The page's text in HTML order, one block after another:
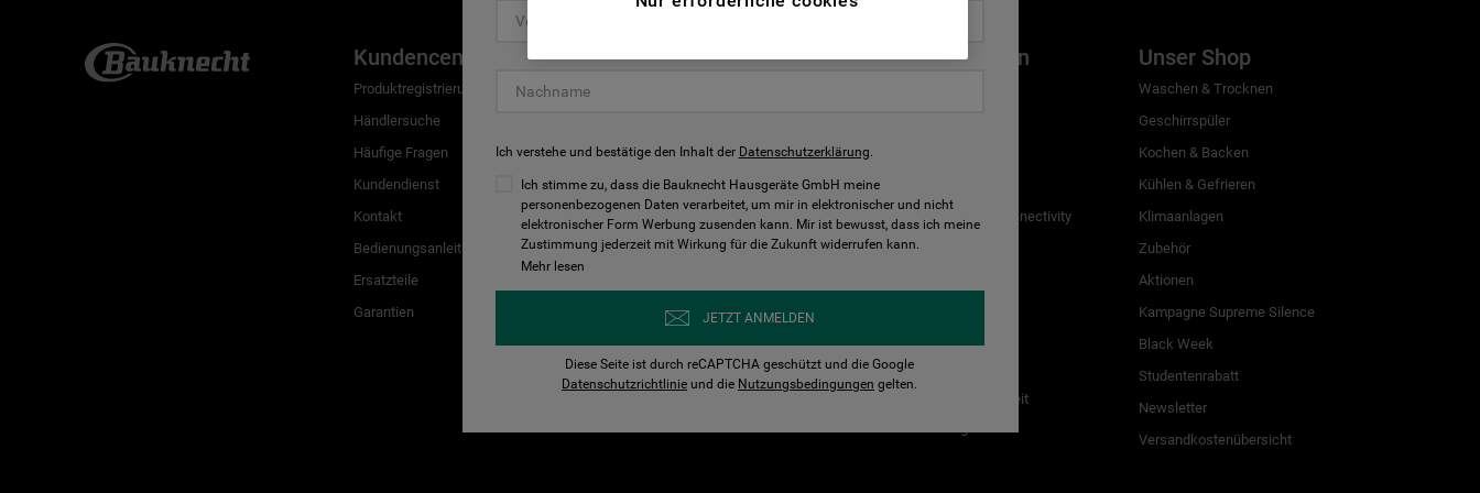
Kundencenter
Produktregistrierung
Händlersuche
Häufige Fragen
Kundendienst
Kontakt
Bedienungsanleitungen
Ersatzteile
Garantien
Unser Unternehmen
Über Bauknecht
Karriere
Presse
Unsere Richtlinien
Impressum
AGB
Nutzungsbedingungen Connectivity
Geräte
Rückgabe / Retoure
Erklärung zur Barrierefreiheit
Unser Shop
Waschen & Trocknen
Geschirrspüler
Kochen & Backen
Kühlen & Gefrieren
Klimaanlagen
Zubehör
Aktionen
Kampagne Supreme Silence
Black Week
Studentenrabatt
Newsletter
Versandkostenübersicht
Gewohnheiten, Interaktionen mit unseren
(einschließlich über Drittanbieter und auf
anderen Websites oder sozialen
Plattformen, beispielsweise Google LLC –
weitere Informationen zu den
Datenschutzbestimmungen von Google
https://business.safety.google/privacy/
Indem Sie auf die Schaltfläche "Alle
der Verwendung all unserer Cookies und der
Ich verstehe und bestätige den Inhalt der Datenschutzerklärung.
Ich stimme zu, dass die Bauknecht Hausgeräte GmbH meine
personenbezogenen Daten verarbeitet, um mir in elektronischer und nicht
elektronischer Form Werbung zusenden kann. Mir ist bewusst, dass ich meine
Zustimmung jederzeit mit Wirkung für die Zukunft widerrufen kann.
Mehr lesen
JETZT ANMELDEN
Diese Seite ist durch reCAPTCHA geschützt und die Google
Datenschutzrichtlinie und die Nutzungsbedingungen gelten.